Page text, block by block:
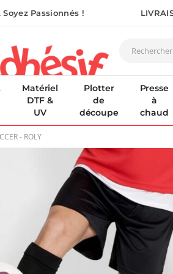
Soyez Passionnés !
Matériel
DTF &
UV
Plotter
de
découpe
Presse
à
chaud
- ROLY